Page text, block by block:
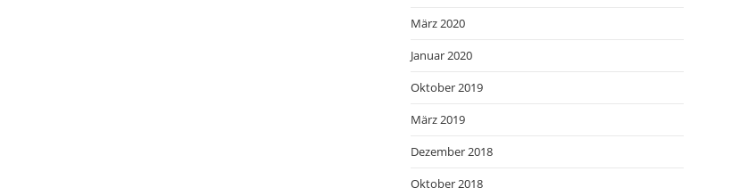
März 2020
Januar 2020
Oktober 2019
März 2019
Dezember 2018
Oktober 2018